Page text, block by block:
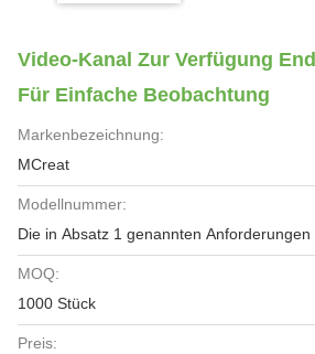
Video-Kanal Zur Verfügung
Für Einfache Beobachtung
Markenbezeichnung:
MCreat
Modellnummer:
Die in Absatz 1 genannten Anforderungen
MOQ:
1000 Stück
Preis: